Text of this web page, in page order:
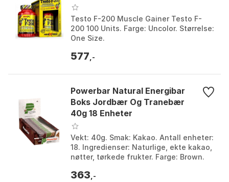
Testo F-200 Muscle Gainer Testo F-
200 100 Units. Farge: Uncolor. Størrelse:
One Size.
577 ,-
Powerbar Natural Energibar
Boks Jordbær Og Tranebær
40g 18 Enheter
Vekt: 40g. Smak: Kakao. Antall enheter:
18. Ingredienser: Naturlige, ekte kakao,
nøtter, tørkede frukter. Farge: Brown.
363 ,-